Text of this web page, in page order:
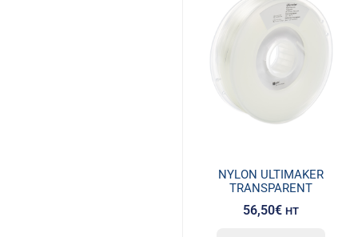
NYLON ULTIMAKER
TRANSPARENT
56,50€ HT